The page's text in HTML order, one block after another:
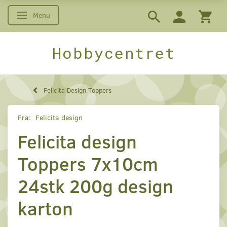
Skifte navigation
Menu
Hobbycentret
Felicita Design Toppers
Fra: Felicita design
Felicita design
Toppers 7x10cm
24stk 200g design
karton